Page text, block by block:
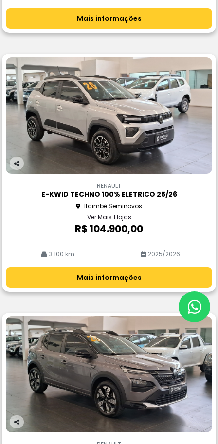
Mais informações
Co
RENAULT
E-KWID TECHNO 100% ELETRICO 25/26
Itaimbé Seminovos
Ver Mais 1 lojas
R$ 104.900,00
3.100 km 2025/2026
Mais informações
Co